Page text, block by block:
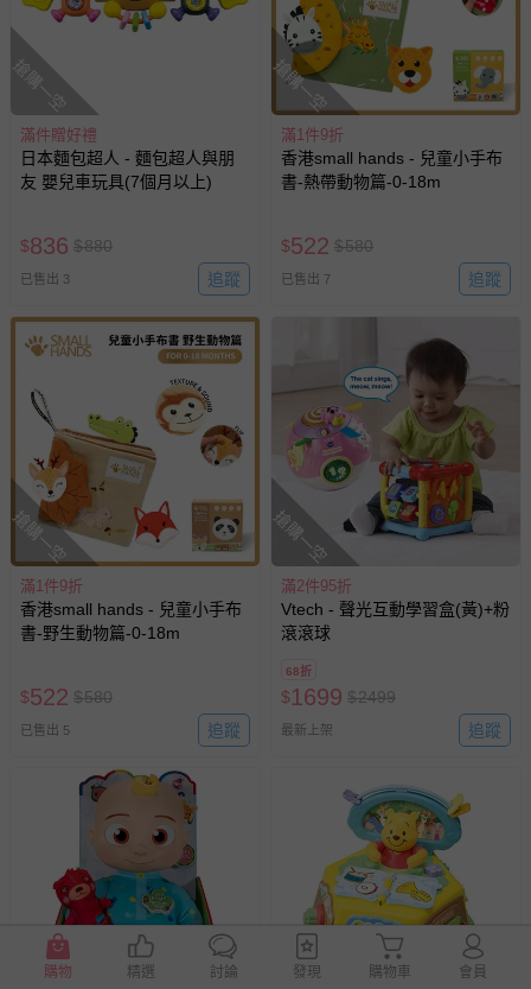
搶購一空
滿件贈好禮
日本麵包超人 - 麵包超人與朋
友 嬰兒車玩具(7個月以上)
$836 $880
已售出 3 追蹤
搶購一空
滿1件9折
香港small hands - 兒童小手布
書-熱帶動物篇-0-18m
$522 $580
已售出 7 追蹤
搶購一空
滿1件9折
香港small hands - 兒童小手布
書-野生動物篇-0-18m
$522 $580
已售出 5 追蹤
搶購一空
滿2件95折
Vtech - 聲光互動學習盒(黃)+粉
滾滾球
68折
$1699 $2499
最新上架 追蹤
購物 精選 討論 發現 購物車 會員